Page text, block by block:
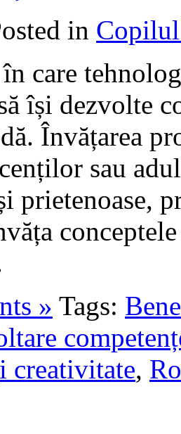
in
care
își dezvolte
Învățarea
sau
prietenoase,
» Tags:
creativitate,